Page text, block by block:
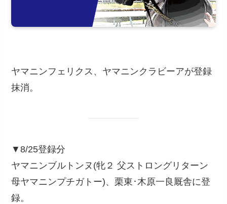
ヤマニンフェリクス、ヤマニンクラビーアが登録
抹消。
▼8/25登録分
ヤマニンブルトンヌ(牝２ 父ストロングリターン
母ヤマニンプチガトー)、栗東･木原一良厩舎に登
録。